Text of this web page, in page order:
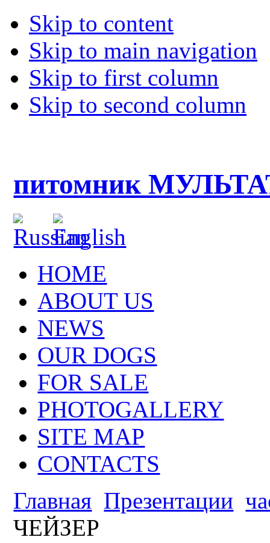
Skip to content
Skip to main navigation
Skip to first column
Skip to second column
питомник
HOME
ABOUT US
NEWS
OUR DOGS
FOR SALE
PHOTOGALLERY
SITE MAP
CONTACTS
Главная Презентации
ЧЕЙЗЕР